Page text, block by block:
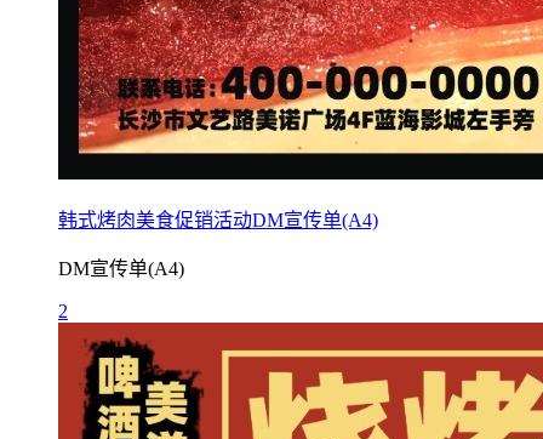
韩式烤肉美食促销活动DM宣传单(A4)
DM宣传单(A4)
2